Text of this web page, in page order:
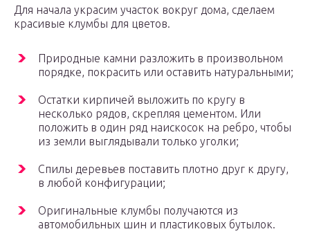
Для начала украсим участок вокруг дома, сделаем
красивые клумбы для цветов.
Природные камни разложить в произвольном
порядке, покрасить или оставить натуральными;
Остатки кирпичей выложить по кругу в
несколько рядов, скрепляя цементом. Или
положить в один ряд наискосок на ребро, чтобы
из земли выглядывали только уголки;
Спилы деревьев поставить плотно друг к другу,
в любой конфигурации;
Оригинальные клумбы получаются из
автомобильных шин и пластиковых бутылок.